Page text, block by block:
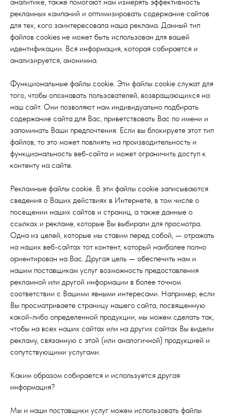
аналитике, также помогают нам измерять эффективность
рекламных кампаний и оптимизировать содержание сайтов
для тех, кого заинтересовала наша реклама. Данный тип
файлов cookies не может быть использован для вашей
идентификации. Вся информация, которая собирается и
анализируется, анонимна.
Функциональные файлы cookie. Эти файлы cookie служат для
того, чтобы опознавать пользователей, возвращающихся на
наш сайт. Они позволяют нам индивидуально подбирать
содержание сайта для Вас, приветствовать Вас по имени и
запоминать Ваши предпочтения. Если вы блокируете этот тип
файлов, то это может повлиять на производительность и
функциональность веб-сайта и может ограничить доступ к
контенту на сайте.
Рекламные файлы cookie. В эти файлы cookie записываются
сведения о Ваших действиях в Интернете, в том числе о
посещении наших сайтов и страниц, а также данные о
ссылках и рекламе, которые Вы выбирали для просмотра.
Одна из целей, которые мы ставим перед собой, — отражать
на наших веб-сайтах тот контент, который наиболее полно
ориентирован на Вас. Другая цель — обеспечить нам и
нашим поставщикам услуг возможность предоставления
рекламной или другой информации в более точном
соответствии с Вашими явными интересами. Например, если
Вы просматриваете страницу нашего сайта, посвященную
какой-либо определенной продукции, мы можем сделать так,
чтобы на всех наших сайтах или на других сайтах Вы видели
рекламу, связанную с этой (или аналогичной) продукцией и
сопутствующими услугами.
Каким образом собирается и используется другая
информация?
Мы и наши поставщики услуг можем использовать файлы